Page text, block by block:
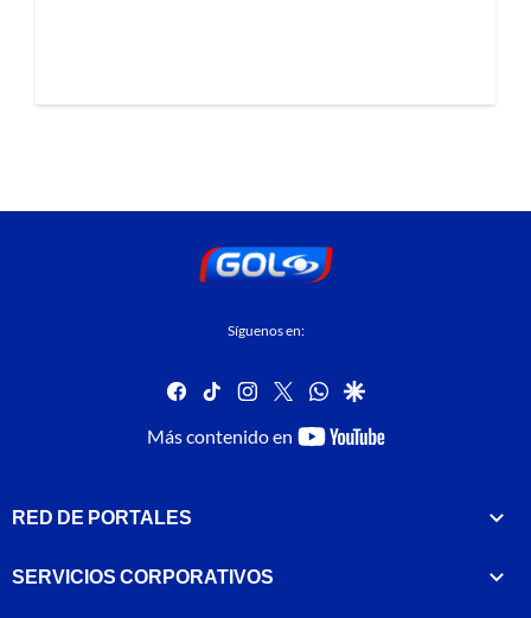
Síguenos en:
facebook
tiktok instagram
twitterwhatsapp
google
Más contenido en
youtube-
RED DE PORTALES
SERVICIOS CORPORATIVOS